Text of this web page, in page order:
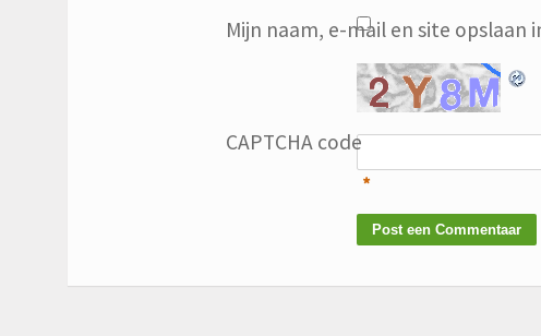
Mijn naam, e-mail en site opslaan
CAPTCHA code
*